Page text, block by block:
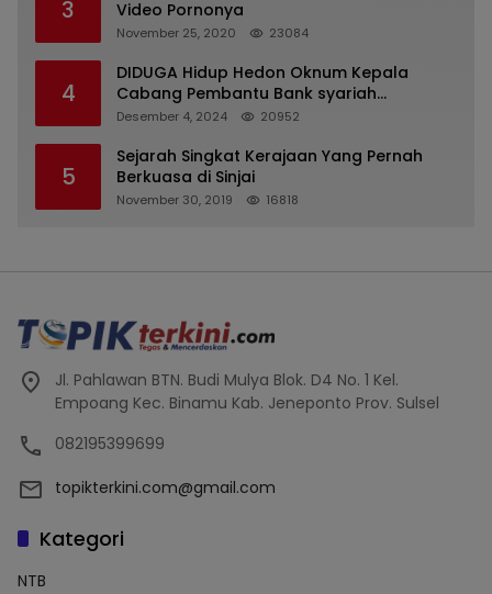
3
Video Pornonya
November 25, 2020 23084
4
DIDUGA Hidup Hedon Oknum Kepala
Cabang Pembantu Bank syariah
Indonesia Unit Hasan Basri di Banjarmasin
Milyaran Rupiah dan Bilyet Giro Tidak
Terdaftar, OJK Kalsel : Bertemu Tanggal 11
Desember 4, 2024 20952
5
Sejarah Singkat Kerajaan Yang Pernah
Berkuasa di Sinjai
November 30, 2019 16818
Jl. Pahlawan BTN. Budi Mulya Blok. D4 No. 1 Kel.
Empoang Kec. Binamu Kab. Jeneponto Prov. Sulsel
082195399699
topikterkini.com@gmail.com
Kategori
NTB